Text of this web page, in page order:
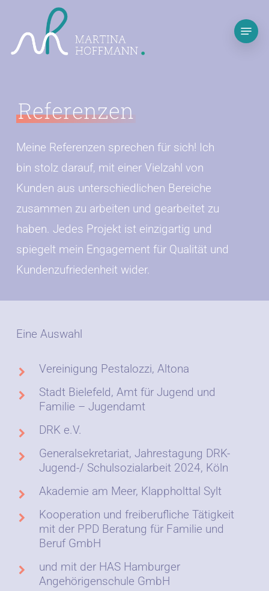
main
Menu
Referenzen
Meine Referenzen sprechen für sich! Ich
bin stolz darauf, mit einer Vielzahl von
Kunden aus unterschiedlichen Bereiche
zusammen zu arbeiten und gearbeitet zu
haben. Jedes Projekt ist einzigartig und
spiegelt mein Engagement für Qualität und
Kundenzufriedenheit wider.
Eine Auswahl
Vereinigung Pestalozzi, Altona
Stadt Bielefeld, Amt für Jugend und
Familie – Jugendamt
DRK e.V.
Generalsekretariat, Jahrestagung DRK-
Jugend-/ Schulsozialarbeit 2024, Köln
Akademie am Meer, Klappholttal Sylt
Kooperation und freiberufliche Tätigkeit
mit der PPD Beratung für Familie und
Beruf GmbH
und mit der HAS Hamburger
Angehörigenschule GmbH